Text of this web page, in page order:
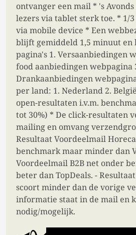
ontvanger een mail * 's
lezers via tablet sterk toe. * 1/
via mobile device * Een
blijft gemiddeld 1,5 minuut en
pagina's 1. Versaanbiedingen
food aanbiedingen webpagina
Drankaanbiedingen
per land: 1. Nederland 2.
open-resultaten i.v.m.
tot 30%) * De click-resultaten
mailing en omvang
Resultaat Voordeelmail
benchmark maar minder dan
Voordeelmail B2B net onder
beter dan TopDeals. -
scoort minder dan de vorige
informatie staat in de mail en
nodig/mogelijk.